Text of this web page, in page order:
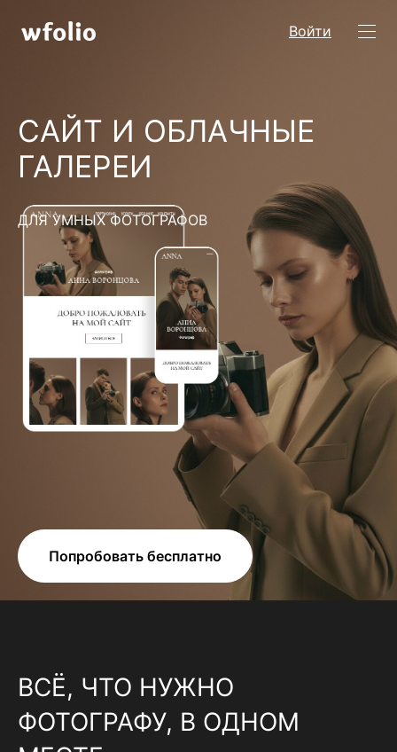
Войти
САЙТ И ОБЛАЧНЫЕ
ГАЛЕРЕИ
ДЛЯ УМНЫХ ФОТОГРАФОВ
Попробовать бесплатно
ВСЁ, ЧТО НУЖНО
ФОТОГРАФУ, В ОДНОМ